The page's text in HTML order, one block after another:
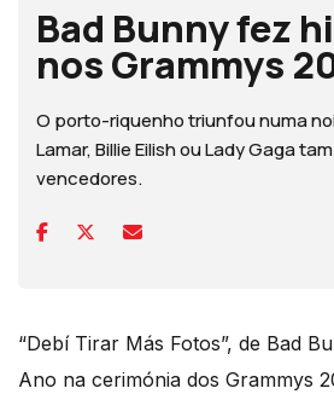
Bad Bunny fez
nos Grammys
O porto-riquenho triunfou numa
Lamar, Billie Eilish ou Lady Gaga
vencedores.
“Debí Tirar Más Fotos”, de Bad
Ano na cerimónia dos Grammys